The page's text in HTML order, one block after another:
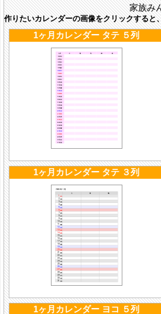
家族み
作りたいカレンダーの画像をクリックすると
1ヶ月カレンダー タテ ５列
1ヶ月カレンダー タテ ３列
1ヶ月カレンダー ヨコ ５列